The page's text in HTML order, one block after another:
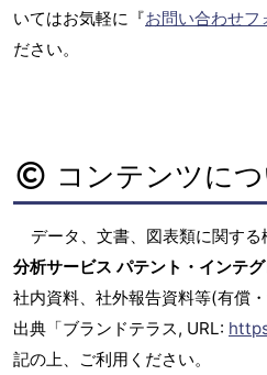
いてはお気軽に『お問い合わせフ
ださい。
コンテンツに
データ、文書、図表類に関する
分析サービス パテント・インテ
社内資料、社外報告資料等(有償
出典「ブランドテラス, URL:
記の上、ご利用ください。